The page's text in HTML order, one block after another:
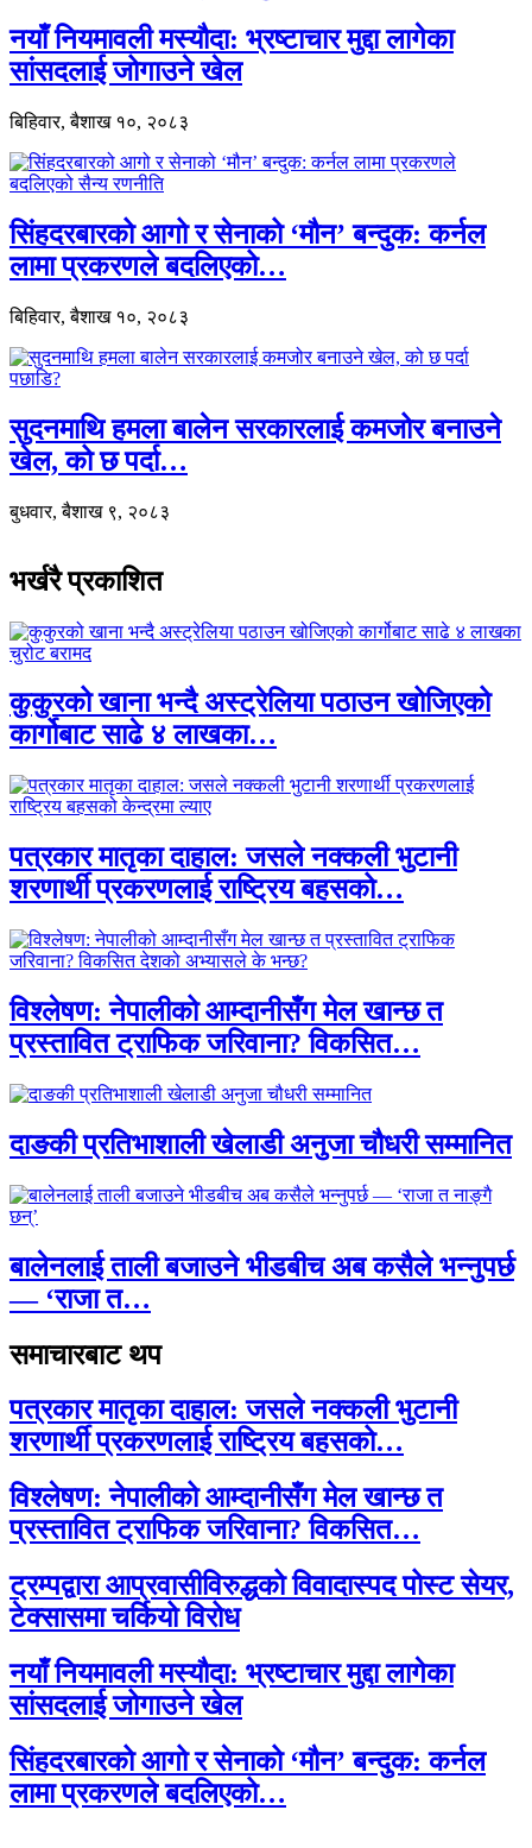
नयाँ नियमावली मस्यौदा: भ्रष्टाचार मुद्दा लागेका
सांसदलाई जोगाउने खेल
बिहिवार, बैशाख १०, २०८३
सिंहदरबारको आगो र सेनाको ‘मौन’ बन्दुक: कर्नल
लामा प्रकरणले बदलिएको…
बिहिवार, बैशाख १०, २०८३
सुदनमाथि हमला बालेन सरकारलाई कमजोर बनाउने
खेल, को छ पर्दा…
बुधवार, बैशाख ९, २०८३
भर्खरै प्रकाशित
कुकुरको खाना भन्दै अस्ट्रेलिया पठाउन खोजिएको
कार्गोबाट साढे ४ लाखका…
पत्रकार मातृका दाहाल: जसले नक्कली भुटानी
शरणार्थी प्रकरणलाई राष्ट्रिय बहसको…
विश्लेषण: नेपालीको आम्दानीसँग मेल खान्छ त
प्रस्तावित ट्राफिक जरिवाना? विकसित…
दाङकी प्रतिभाशाली खेलाडी अनुजा चौधरी सम्मानित
बालेनलाई ताली बजाउने भीडबीच अब कसैले भन्नुपर्छ
— ‘राजा त…
समाचारबाट थप
पत्रकार मातृका दाहाल: जसले नक्कली भुटानी
शरणार्थी प्रकरणलाई राष्ट्रिय बहसको…
विश्लेषण: नेपालीको आम्दानीसँग मेल खान्छ त
प्रस्तावित ट्राफिक जरिवाना? विकसित…
ट्रम्पद्वारा आप्रवासीविरुद्धको विवादास्पद पोस्ट सेयर,
टेक्सासमा चर्कियो विरोध
नयाँ नियमावली मस्यौदा: भ्रष्टाचार मुद्दा लागेका
सांसदलाई जोगाउने खेल
सिंहदरबारको आगो र सेनाको ‘मौन’ बन्दुक: कर्नल
लामा प्रकरणले बदलिएको…